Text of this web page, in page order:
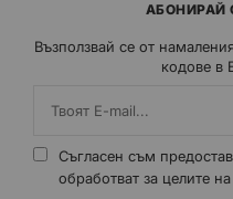
АБОНИРАЙ
Възползвай се от
кодове в
Съгласен съм
обработват за целите